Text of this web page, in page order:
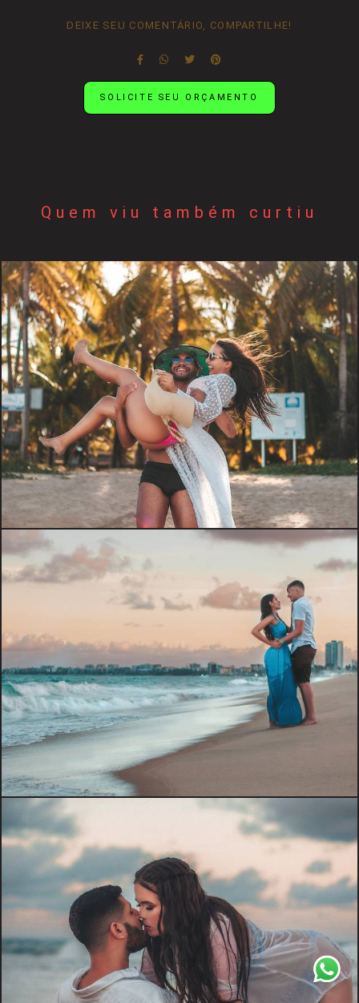
DEIXE SEU COMENTÁRIO, COMPARTILHE!
SOLICITE SEU ORÇAMENTO
Quem viu também curtiu
2194 165
1657 113
4204 154